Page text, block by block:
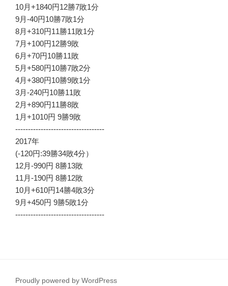
10月+1840円12勝7敗1分
9月-40円10勝7敗1分
8月+310円11勝11敗1分
7月+100円12勝9敗
6月+70円10勝11敗
5月+580円10勝7敗2分
4月+380円10勝9敗1分
3月-240円10勝11敗
2月+890円11勝8敗
1月+1010円 9勝9敗
-----------------------------------
2017年
(-120円:39勝34敗4分）
12月-990円 8勝13敗
11月-190円 8勝12敗
10月+610円14勝4敗3分
9月+450円 9勝5敗1分
-----------------------------------
Proudly powered by WordPress